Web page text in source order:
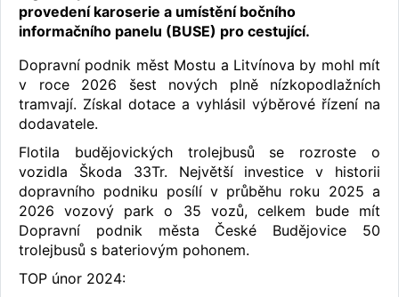
provedení karoserie a umístění bočního
informačního panelu (BUSE) pro cestující.
Dopravní podnik měst Mostu a Litvínova by mohl mít
v roce 2026 šest nových plně nízkopodlažních
tramvají. Získal dotace a vyhlásil výběrové řízení na
dodavatele.
Flotila budějovických trolejbusů se rozroste o
vozidla Škoda 33Tr. Největší investice v historii
dopravního podniku posílí v průběhu roku 2025 a
2026 vozový park o 35 vozů, celkem bude mít
Dopravní podnik města České Budějovice 50
trolejbusů s bateriovým pohonem.
TOP únor 2024: